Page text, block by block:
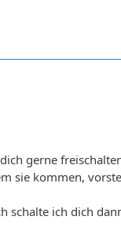
gerne
sie kommen,
schalte ich dich